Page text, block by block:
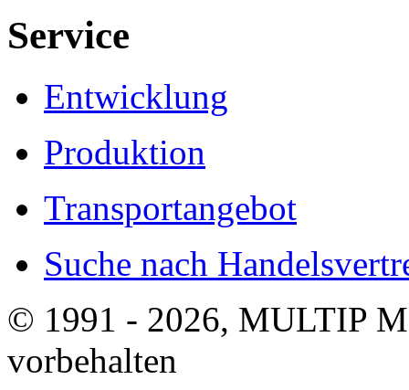
Service
Entwicklung
Produktion
Transportangebot
Suche nach
© 1991 - 2026, MULTIP
vorbehalten